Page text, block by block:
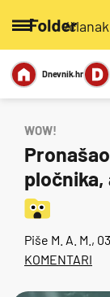
/članak
Sexy
Dnevnik.hr
WOW!
pločnika,
Piše M. A. M. ,
KOMENTARI